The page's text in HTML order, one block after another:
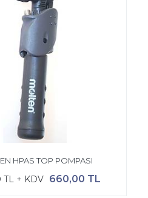
HPAS TOP POMPASI
TL + KDV 660,00 TL